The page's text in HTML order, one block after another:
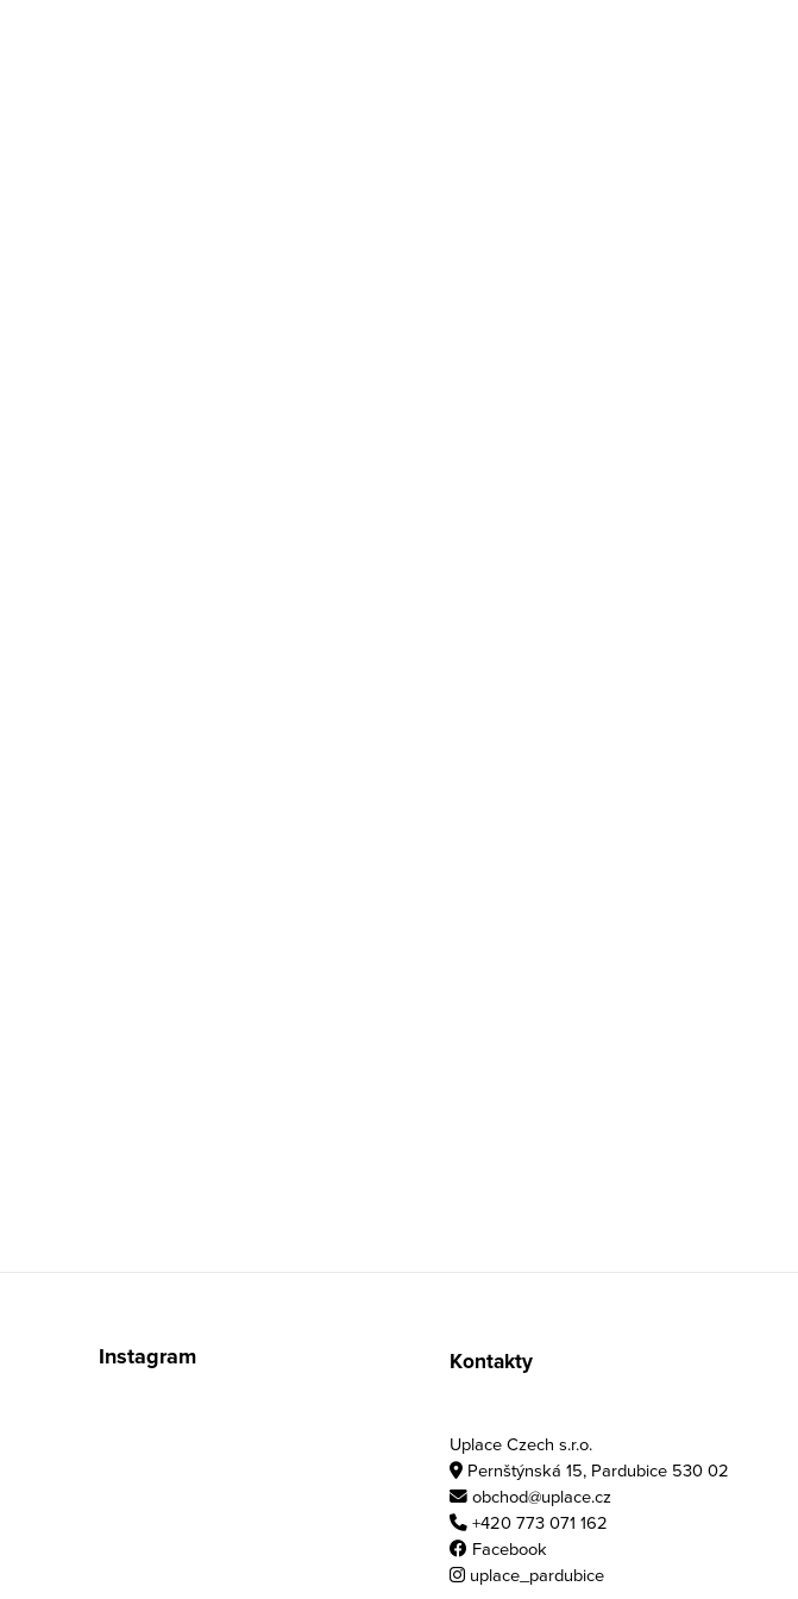
Instagram Kontakty
Uplace Czech s.r.o.
Pernštýnská 15, Pardubice 530 02
obchod@uplace.cz
+420 773 071 162
Facebook
uplace_pardubice